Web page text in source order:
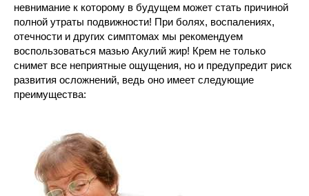
невнимание к которому в будущем может стать причиной
полной утраты подвижности! При болях, воспалениях,
отечности и других симптомах мы рекомендуем
воспользоваться мазью Акулий жир! Крем не только
снимет все неприятные ощущения, но и предупредит риск
развития осложнений, ведь оно имеет следующие
преимущества: